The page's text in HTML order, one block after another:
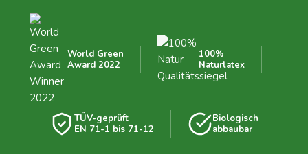
World Green
Award 2022
100%
Naturlatex
TÜV-geprüft
EN 71-1 bis 71-12
Biologisch
abbaubar